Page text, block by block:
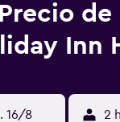
Precio
Inn
16/8 2